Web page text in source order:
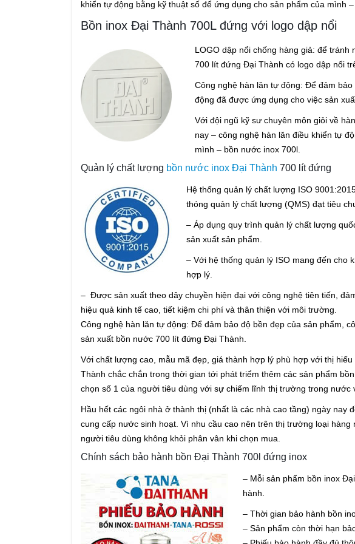
khiển tự động bằng kỹ thuật số để ứng dụng cho sản phẩm của mình
Bồn inox Đại Thành 700L đứng với logo dập nổi
LOGO dập nổi chống hàng giả: để
700 lít đứng Đại Thành có logo dập nổi
Công nghệ hàn lăn tự động: Để đảm
động đã được ứng dụng cho việc sản
Với đội ngũ kỹ sư chuyên môn giỏi về
nay – công nghệ hàn lăn điều khiển tự
mình – bồn nước inox 700l.
Quản lý chất lượng bồn nước inox Đại Thành 700 lít đứng
Hệ thống quản lý chất lượng ISO
thóng quản lý chất lượng (QMS) đạt tiêu
– Áp dụng quy trình quản lý chất lượng
sản xuất sản phẩm.
– Với hệ thống quản lý ISO mang đến cho
hợp lý.
– Được sản xuất theo dây chuyền hiện đại với công nghệ tiên tiến,
hiệu quả kinh tế cao, tiết kiệm chi phí và thân thiện với môi trường.
Công nghệ hàn lăn tự động: Để đảm bảo độ bền đẹp của sản phẩm,
sản xuất bồn nước 700 lít đứng Đại Thành.
Với chất lượng cao, mẫu mã đẹp, giá thành hợp lý phù hợp với thị
Thành chắc chắn trong thời gian tới phát triểm thêm các sản phẩm
chọn số 1 của người tiêu dùng với sự chiếm lĩnh thị trường trong nước
Hầu hết các ngôi nhà ở thành thị (nhất là các nhà cao tầng) ngày nay
cung cấp nước sinh hoạt. Vì nhu cầu cao nên trên thị trường loại
người tiêu dùng không khỏi phân vân khi chọn mua.
Chính sách bảo hành bồn Đại Thành 700l đứng inox
– Mỗi sản phẩm bồn inox
hành.
– Thời gian bảo hành bồn
– Sản phẩm còn thời hạn